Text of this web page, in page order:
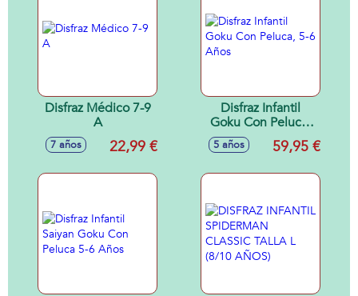
Disfraz Médico 7-9
A
7 años 22,99 €
Disfraz Infantil
Goku Con Peluca,
5-6 Años
5 años 59,95 €